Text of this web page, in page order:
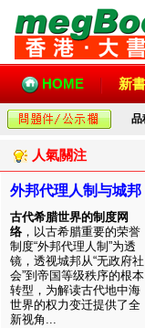
HOME 新
品
人氣關注
外邦代理人制与城邦
古代希腊世界的制度网
络 ，以古希腊重要的荣誉
制度“外邦代理人制”为透
镜，透视城邦从“无政府社
会”到帝国等级秩序的根本
转型，为解读古代地中海
世界的权力变迁提供了全
新视角...